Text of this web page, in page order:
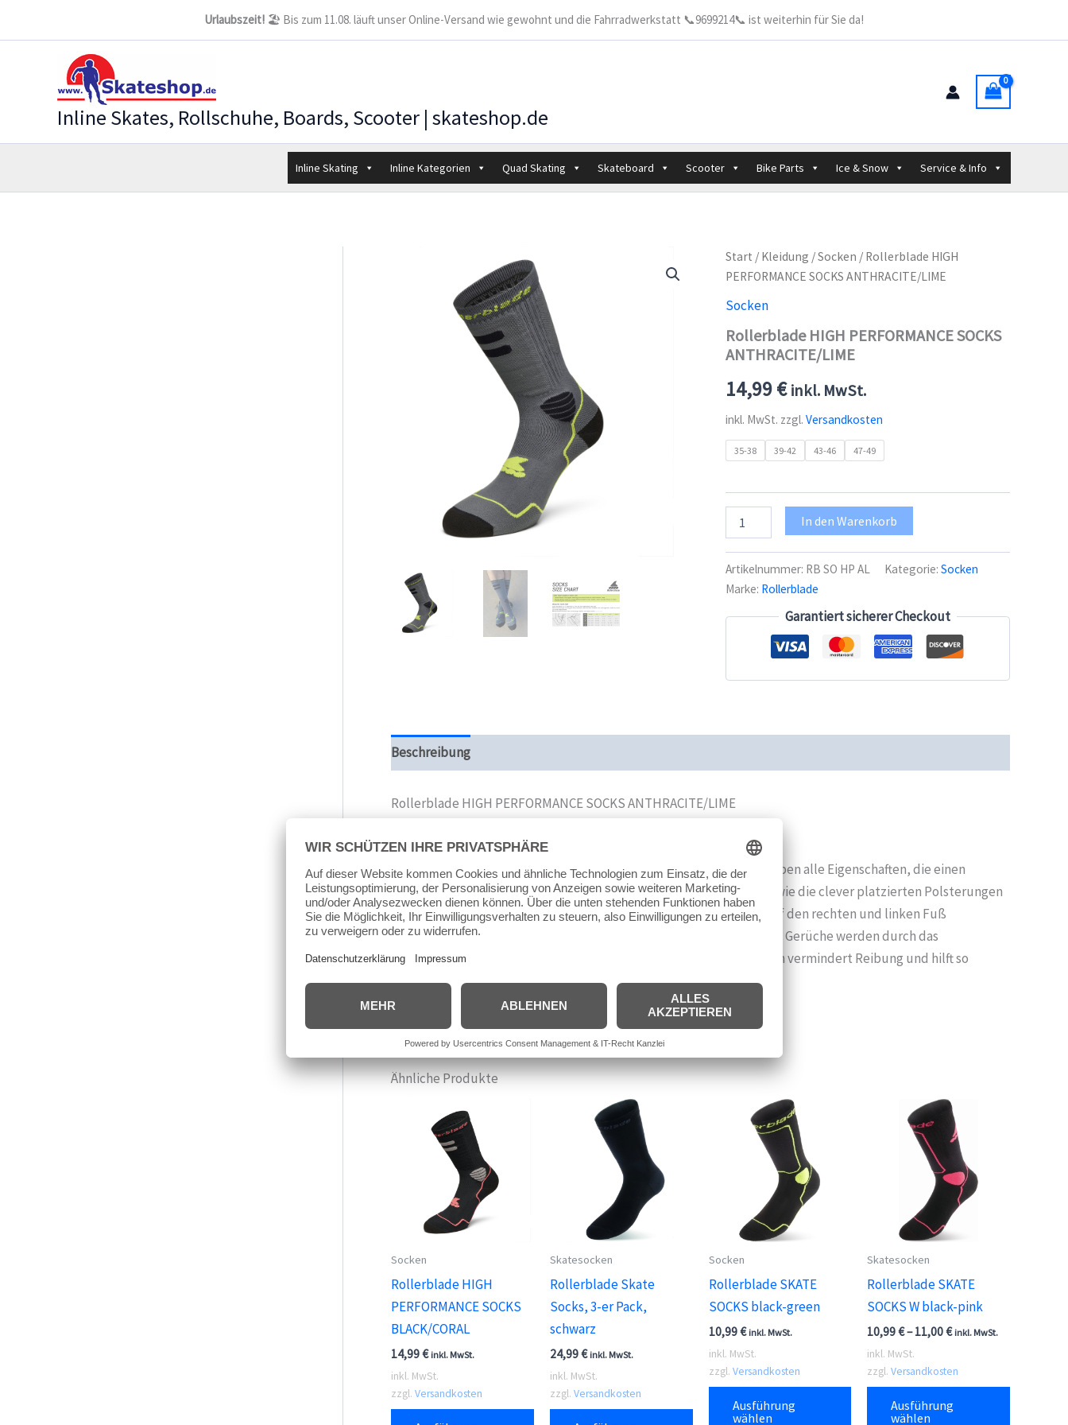
Urlaubszeit! 🏖️ Bis zum 11.08. läuft unser Online-Versand wie gewohnt und die Fahrradwerkstatt 📞9699214📞 ist weiterhin für Sie da!
Inline Skates, Rollschuhe, Boards, Scooter | skateshop.de
Inline Skating Inline Kategorien Quad Skating Skateboard Scooter Bike Parts Ice & Snow Service & Info
Start / Kleidung /Socken / Rollerblade HIGH
PERFORMANCE SOCKS ANTHRACITE/LIME
Socken
Rollerblade HIGH PERFORMANCE SOCKS
ANTHRACITE/LIME
14,99€ inkl. MwSt.
inkl. MwSt. zzgl. Versandkosten
35-38 39-42 43-46 47-49
HIGH
SOCKS
ANTHRACITE/LIME
Menge
In den Warenkorb
Artikelnummer: RB SO HP AL Kategorie: Socken
Marke: Rollerblade
Garantiert sicherer Checkout
Beschreibung
Rollerblade HIGH PERFORMANCE SOCKS ANTHRACITE/LIME
Diese Socken wurden speziell für den Skatesport entwickelt. Sie haben alle Eigenschaften, die einen
höchsten Komfort und einen perfekten Sitz bieten. Die Passform sowie die clever platzierten Polsterungen
vermeiden Druckstellen. Das Produkt wurde anatomisch speziell auf den rechten und linken Fuß
angefertigt und garantiert so eine perfekte Passform. Unangenehme Gerüche werden durch das
antimikrobakterielle Material verhindert. Die Außenseite der Socken vermindert Reibung und hilft so
effektiv gegen Blasenbildung.
Ähnliche Produkte
Socken
Rollerblade HIGH
PERFORMANCE SOCKS
BLACK/CORAL
14,99€ inkl. MwSt.
inkl. MwSt.
zzgl. Versandkosten
Dieses
Skatesocken
Rollerblade Skate
Socks, 3-er Pack,
schwarz
24,99€ inkl. MwSt.
inkl. MwSt.
zzgl. Versandkosten
Dieses
Socken
Rollerblade SKATE
SOCKS black-green
10,99€ inkl. MwSt.
inkl. MwSt.
zzgl. Versandkosten
Ausführung
wählen
Dieses
Produkt
Skatesocken
Rollerblade SKATE
SOCKS W black-pink
10,99€–11,00€ inkl. MwSt.
inkl. MwSt.
zzgl.Versandkosten
Ausführung
wählen
Dieses